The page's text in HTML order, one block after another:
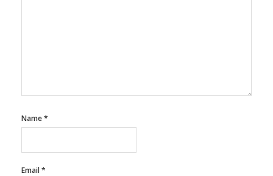
Name*
Email*